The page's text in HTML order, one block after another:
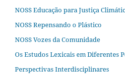
NOSS Educação para Justiça
NOSS Repensando o Plástico
NOSS Vozes da Comunidade
Os Estudos Lexicais em Diferentes
Perspectivas Interdisciplinares